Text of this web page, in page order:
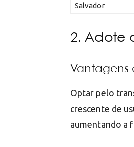
Salvador
2. Adote
Vantagens
Optar pelo
crescente de
aumentando a